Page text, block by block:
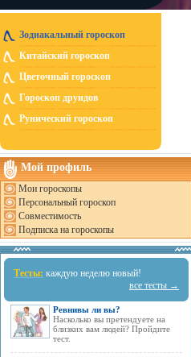
Зодиакальный гороскоп
Китайский гороскоп
Цветочный гороскоп
Гороскоп друидов
Рунический гороскоп
Мой профиль
Мои гороскопы
Персональный гороскоп
Совместимость
Подписка на гороскопы
Тесты: каждую неделю новый!
все тесты →
Ревнивы ли вы?
Насколько вы претендуете на
близких вам людей? Пройдите
тест.